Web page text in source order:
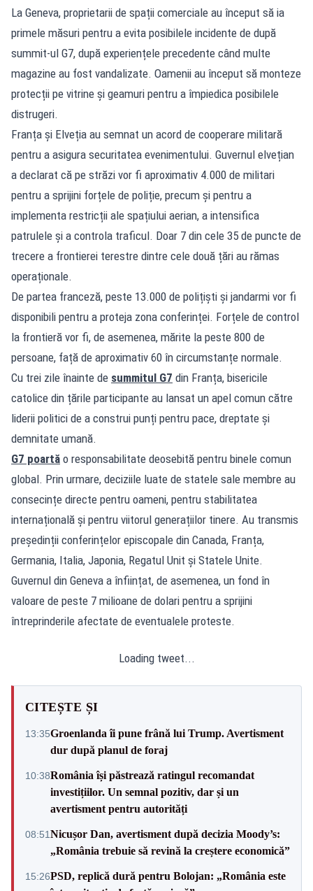
La Geneva, proprietarii de spații comerciale au început să ia
primele măsuri pentru a evita posibilele incidente de după
summit-ul G7, după experiențele precedente când multe
magazine au fost vandalizate. Oamenii au început să monteze
protecții pe vitrine și geamuri pentru a împiedica posibilele
distrugeri.
Franța și Elveția au semnat un acord de cooperare militară
pentru a asigura securitatea evenimentului. Guvernul elvețian
a declarat că pe străzi vor fi aproximativ 4.000 de militari
pentru a sprijini forțele de poliție, precum și pentru a
implementa restricții ale spațiului aerian, a intensifica
patrulele și a controla traficul. Doar 7 din cele 35 de puncte de
trecere a frontierei terestre dintre cele două țări au rămas
operaționale.
De partea franceză, peste 13.000 de polițiști și jandarmi vor fi
disponibili pentru a proteja zona conferinței. Forțele de control
la frontieră vor fi, de asemenea, mărite la peste 800 de
persoane, față de aproximativ 60 în circumstanțe normale.
Cu trei zile înainte de summitul G7 din Franța, bisericile
catolice din țările participante au lansat un apel comun către
liderii politici de a construi punți pentru pace, dreptate și
demnitate umană.
G7 poartă o responsabilitate deosebită pentru binele comun
global. Prin urmare, deciziile luate de statele sale membre au
consecințe directe pentru oameni, pentru stabilitatea
internațională și pentru viitorul generațiilor tinere. Au transmis
președinții conferințelor episcopale din Canada, Franța,
Germania, Italia, Japonia, Regatul Unit și Statele Unite.
Guvernul din Geneva a înființat, de asemenea, un fond în
valoare de peste 7 milioane de dolari pentru a sprijini
întreprinderile afectate de eventualele proteste.
Loading tweet...
CITEȘTE ȘI
13:35Groenlanda îi pune frână lui Trump. Avertisment
dur după planul de foraj
10:38România își păstrează ratingul recomandat
investițiilor. Un semnal pozitiv, dar și un
avertisment pentru autorități
08:51Nicușor Dan, avertisment după decizia Moody’s:
„România trebuie să revină la creștere economică”
15:26PSD, replică dură pentru Bolojan: „România este